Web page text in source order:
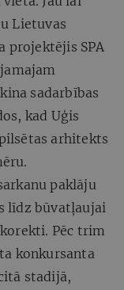
Lietuvas
projektējis SPA
sadarbības
kad Uģis
arhitekts
paklāju
līdz būvatļaujai
Pēc trim
konkursanta
stadijā,